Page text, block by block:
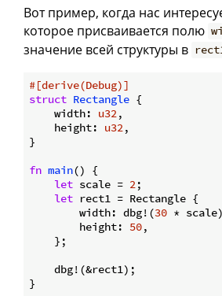
Вот пример, когда нас
которое присваивается полю
значение всей структуры в
#[derive(Debug)]
struct Rectangle {
    width:
u32,
    height:
u32,
}
fn main() {
let scale = 2;
let rect1 = Rectangle {
        width: dbg!(
30 *
        height:
50,
    };
    dbg!(&rect1);